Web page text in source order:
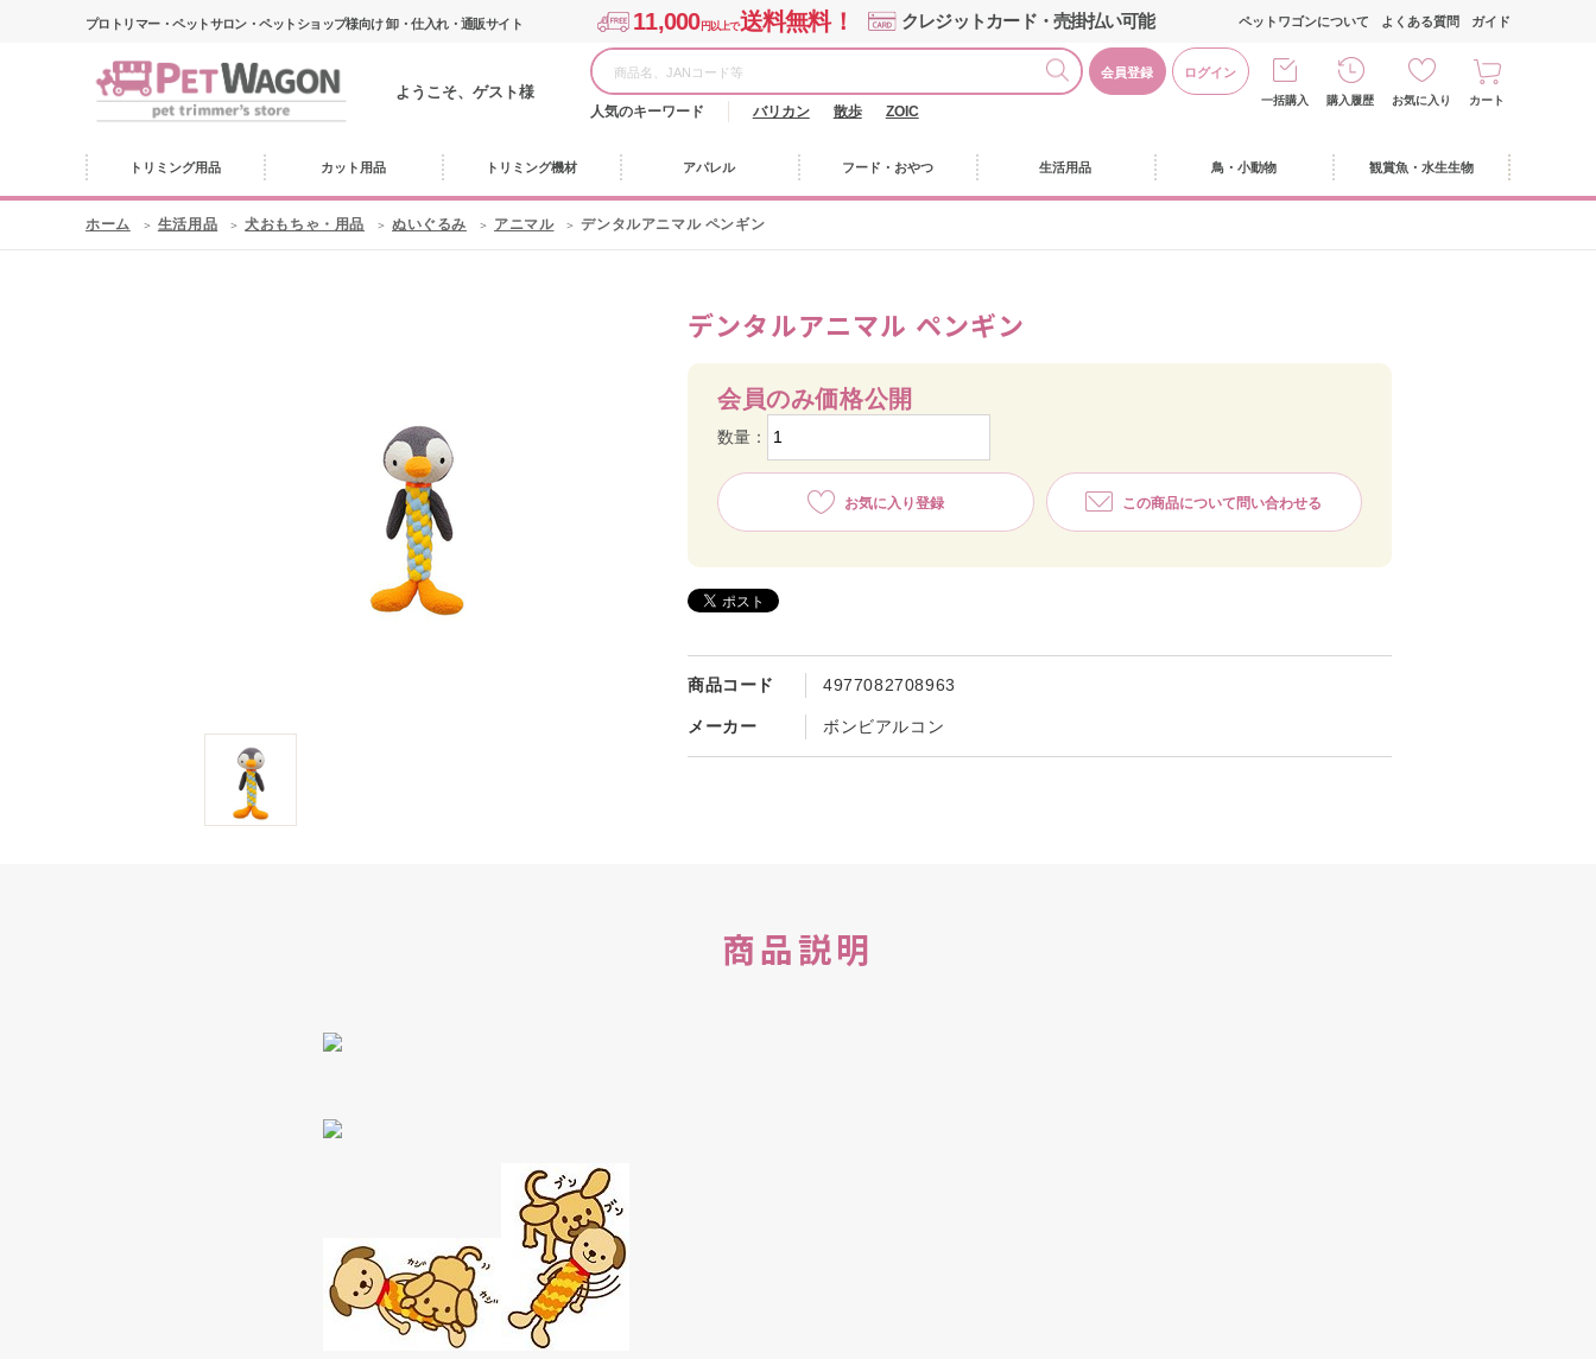
プロトリマー・ペットサロン・ペットショップ様向け 卸・仕入れ・通販サイト 11,000円以上で送料無料！ クレジットカード・売掛払い可能
ようこそ、ゲスト様
会員登録 ログイン
人気のキーワード バリカン 散歩 ZOIC
ペットワゴンについて よくある質問 ガイド
一括購入 購入履歴 お気に入り カート
トリミング用品 カット用品 トリミング機材 アパレル フード・おやつ 生活用品 鳥・小動物 観賞魚・水生生物
ホーム 生活用品 犬おもちゃ・用品 ぬいぐるみ アニマル デンタルアニマル ペンギン
デンタルアニマル ペンギン
商品コード 4977082708963
メーカー ボンビアルコン
会員のみ価格公開
数量：
お気に入り登録 この商品について問い合わせる
商品説明